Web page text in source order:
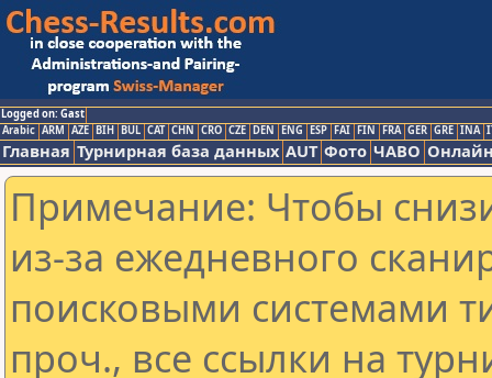
Logged on: Gast
Arabic ARM AZE BIH BUL CAT CHN CRO CZE DEN ENG ESP FAI FIN FRA GER GRE INA
Главная Турнирная база данных AUT Фото ЧАВО
Примечание: Чтобы
из-за ежедневного
поисковыми системами
проч., все ссылки на